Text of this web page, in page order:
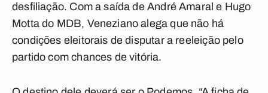
desfiliação. Com a saída de André Amaral e Hugo
Motta do MDB, Veneziano alega que não há
condições eleitorais de disputar a reeleição pelo
partido com chances de vitória.